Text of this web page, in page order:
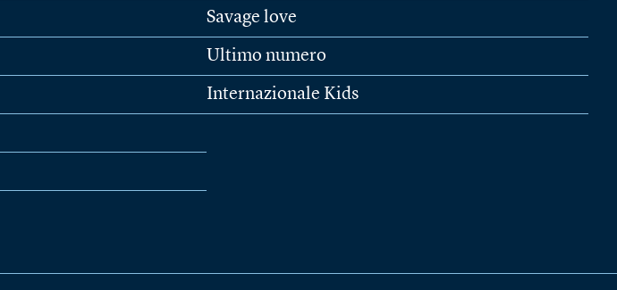
Savage love
Ultimo numero
Internazionale Kids